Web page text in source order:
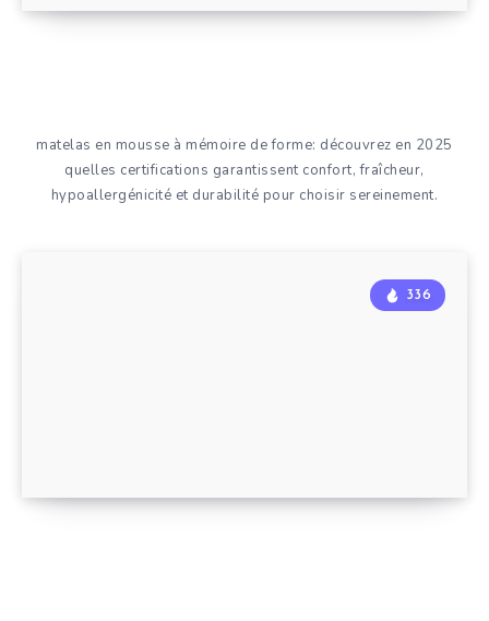
matelas en mousse à mémoire de forme: découvrez en 2025
quelles certifications garantissent confort, fraîcheur,
hypoallergénicité et durabilité pour choisir sereinement.
336